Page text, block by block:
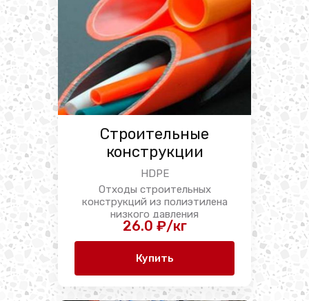
Строительные
конструкции
HDPE
Отходы строительных
конструкций из полиэтилена
низкого давления
представляют собой ...
26.0 ₽/кг
Купить